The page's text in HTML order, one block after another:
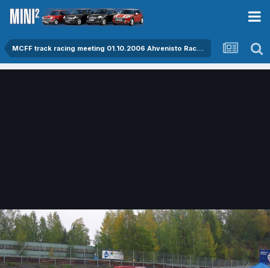
MCFF track racing meeting 01.10.2006 Ahvenisto Raceway